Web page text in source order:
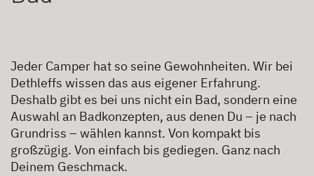
Jeder Camper hat so seine Gewohnheiten. Wir bei
Dethleffs wissen das aus eigener Erfahrung.
Deshalb gibt es bei uns nicht ein Bad, sondern eine
Auswahl an Badkonzepten, aus denen Du – je nach
Grundriss – wählen kannst. Von kompakt bis
großzügig. Von einfach bis gediegen. Ganz nach
Deinem Geschmack.